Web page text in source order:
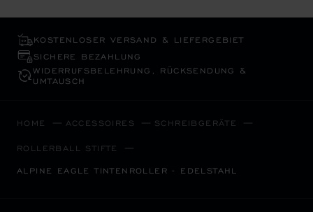
KOSTENLOSER VERSAND & LIEFERGEBIET
SICHERE BEZAHLUNG
WIDERRUFS­BELEHRUNG, RÜCKSENDUNG &
UMTAUSCH
HOME ACCESSOIRES SCHREIBGERÄTE
ROLLERBALL STIFTE
ALPINE EAGLE TINTENROLLER - EDELSTAHL